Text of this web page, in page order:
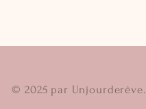
© 2025 par Unjourderêve.